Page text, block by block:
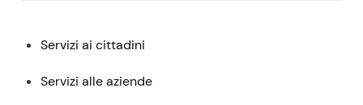
Menu:
contatti
Servizi ai cittadini
Servizi alle aziende